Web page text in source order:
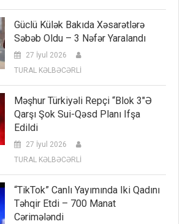
Güclü Külək Bakıda Xəsarətlərə
Səbəb Oldu – 3 Nəfər Yaralandı
27 İyul 2026
TURAL KƏLBƏCƏRLİ
Məşhur Türkiyəli Repçi “Blok 3″ə
Qarşı Şok Sui-Qəsd Planı Ifşa
Edildi
27 İyul 2026
TURAL KƏLBƏCƏRLİ
“TikTok” Canlı Yayımında Iki Qadını
Təhqir Etdi – 700 Manat
Cərimələndi